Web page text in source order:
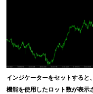
インジケーターをセットする
機能を使用したロット数が表示